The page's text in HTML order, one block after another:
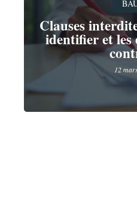
Clauses
identifier et les
12